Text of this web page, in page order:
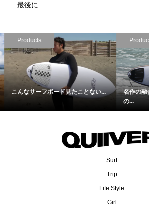
最後に
Products
名作の融合！Hayden shapes待望
Movie
大橋海人
Surf
Trip
Life Style
Girl